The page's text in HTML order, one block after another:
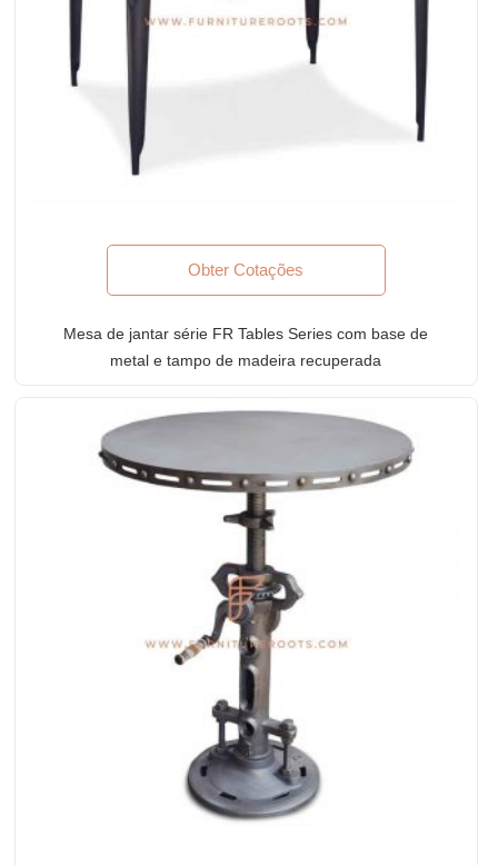
Obter Cotações
Mesa de jantar série FR Tables Series com base de
metal e tampo de madeira recuperada